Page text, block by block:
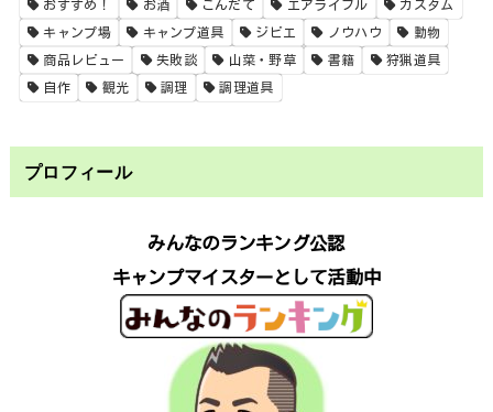
おすすめ！ お酒 こんだて エアライフル カスタム
キャンプ場 キャンプ道具 ジビエ ノウハウ 動物
商品レビュー 失敗談 山菜・野草 書籍 狩猟道具
自作 観光 調理 調理道具
プロフィール
みんなのランキング公認
キャンプマイスターとして活動中